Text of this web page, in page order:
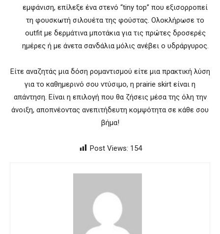
εμφάνιση, επίλεξε ένα στενό “tiny top” που εξισορροπεί
τη φουσκωτή σιλουέτα της φούστας. Ολοκλήρωσε το
outfit με δερμάτινα μποτάκια για τις πρώτες δροσερές
ημέρες ή με άνετα σανδάλια μόλις ανέβει ο υδράργυρος.
Είτε αναζητάς μια δόση ρομαντισμού είτε μια πρακτική λύση
για το καθημερινό σου ντύσιμο, η prairie skirt είναι η
απάντηση. Είναι η επιλογή που θα ζήσεις μέσα της όλη την
άνοιξη, αποπνέοντας ανεπιτήδευτη κομψότητα σε κάθε σου
βήμα!
Post Views: 154